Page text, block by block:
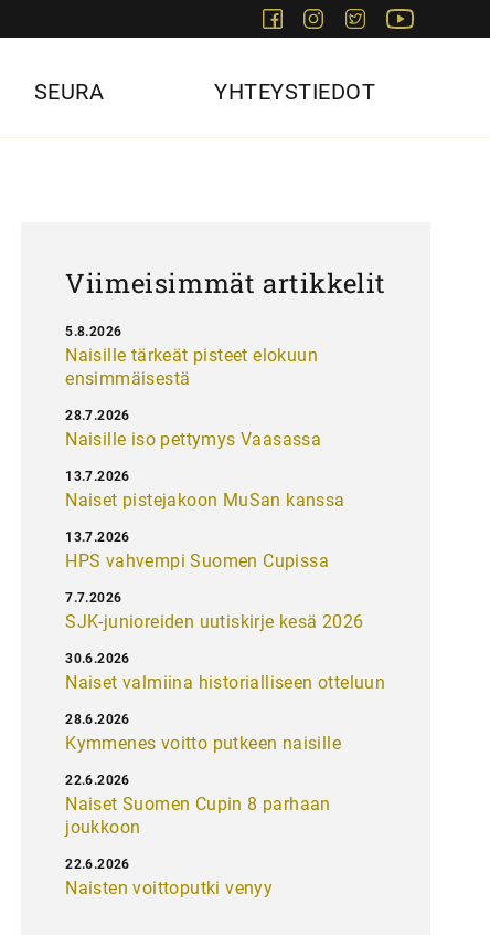
FacebookInstagram
Twitter
SEURA YHTEYSTIEDOT
Viimeisimmät artikkelit
Naisille tärkeät pisteet elokuun
ensimmäisestä
5.8.2026
Naisille iso pettymys Vaasassa
28.7.2026
Naiset pistejakoon MuSan kanssa
13.7.2026
HPS vahvempi Suomen Cupissa
13.7.2026
SJK-junioreiden uutiskirje kesä 2026
7.7.2026
Naiset valmiina historialliseen otteluun
30.6.2026
Kymmenes voitto putkeen naisille
28.6.2026
Naiset Suomen Cupin 8 parhaan
joukkoon
22.6.2026
Naisten voittoputki venyy
22.6.2026